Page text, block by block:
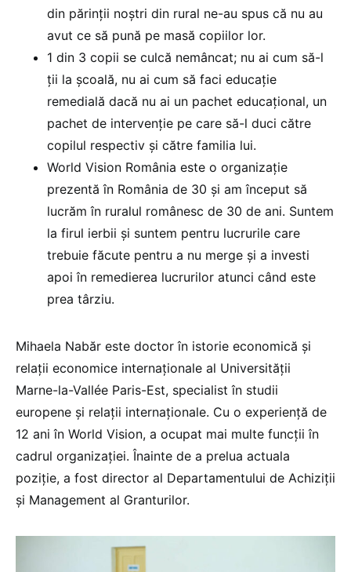
din părinții noștri din rural ne-au spus că nu au
avut ce să pună pe masă copiilor lor.
1 din 3 copii se culcă nemâncat; nu ai cum să-l
ții la școală, nu ai cum să faci educație
remedială dacă nu ai un pachet educațional, un
pachet de intervenție pe care să-l duci către
copilul respectiv și către familia lui.
World Vision România este o organizație
prezentă în România de 30 și am început să
lucrăm în ruralul românesc de 30 de ani. Suntem
la firul ierbii și suntem pentru lucrurile care
trebuie făcute pentru a nu merge și a investi
apoi în remedierea lucrurilor atunci când este
prea târziu.
Mihaela Nabăr este doctor în istorie economică și
relații economice internaționale al Universității
Marne-la-Vallée Paris-Est, specialist în studii
europene și relații internaționale. Cu o experienţă de
12 ani în World Vision, a ocupat mai multe funcții în
cadrul organizaţiei. Înainte de a prelua actuala
poziție, a fost director al Departamentului de Achiziții
și Management al Granturilor.